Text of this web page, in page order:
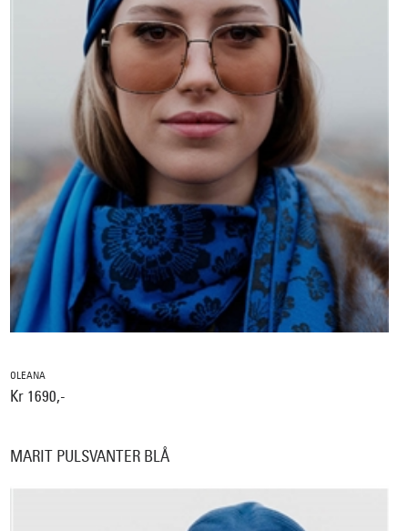
OLEANA
Kr 1690,-
MARIT PULSVANTER BLÅ